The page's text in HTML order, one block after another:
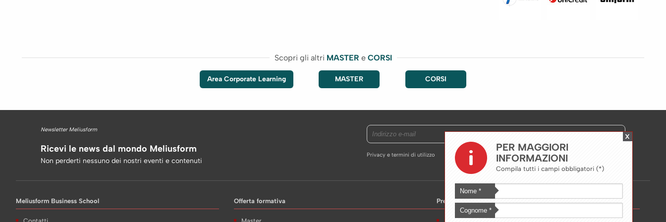
X
PER MAGGIORI
INFORMAZIONI
Compila tutti i campi obbligatori (*)
Nome *
Cognome *
Scopri gli altri MASTER e CORSI
Area Corporate Learning MASTER CORSI
Newsletter Meliusform
Ricevi le news dal mondo Meliusform
Non perderti nessuno dei nostri eventi e contenuti
Privacy e termini di utilizzo
Meliusform Business School Offerta formativa Press Area